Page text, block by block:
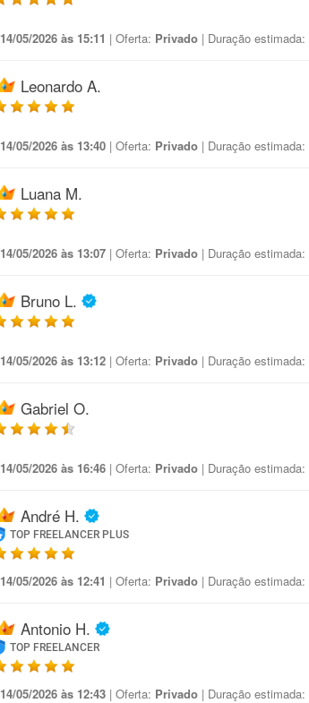
14/05/2026 às 15:11 | Oferta: Privado | Duração estimada:
Leonardo A.
14/05/2026 às 13:40 | Oferta: Privado | Duração estimada:
Luana M.
14/05/2026 às 13:07 | Oferta: Privado | Duração estimada:
Bruno L.
14/05/2026 às 13:12 | Oferta: Privado | Duração estimada:
Gabriel O.
14/05/2026 às 16:46 | Oferta: Privado | Duração estimada:
André H.
TOP FREELANCER PLUS
14/05/2026 às 12:41 | Oferta: Privado | Duração estimada:
Antonio H.
TOP FREELANCER
14/05/2026 às 12:43 | Oferta: Privado | Duração estimada: